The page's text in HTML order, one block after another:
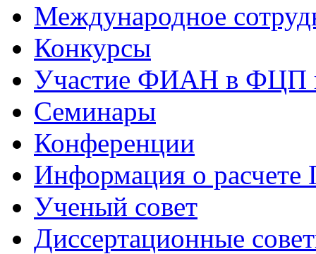
Международное
Конкурсы
Участие ФИАН в ФЦП
Семинары
Конференции
Информация о
Ученый совет
Диссертационные